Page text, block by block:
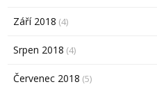
Září 2018 (4)
Srpen 2018 (4)
Červenec 2018 (5)